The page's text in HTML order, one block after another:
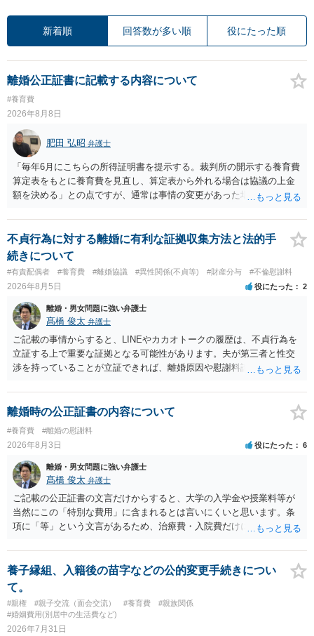
新着順 回答数が多い順 役にたった順
離婚公正証書に記載する内容について
#養育費
2026年8月8日
肥田 弘昭 弁護士
「毎年6月にこちらの所得証明書を提示する。裁判所の開示する養育費
算定表をもとに養育費を見直し、算定表から外れる場合は協議の上金
額を決める」との点ですが、通常は事情の変更があった場合に変更し
来なかった事情の変更により双方協議の上増減出来る」と「通知義務
に勤務先」が含まれているので、私に収入が入った事は相手に通知が
行く事になり、上記のような文言が無くても養育費の見直しは適宜出
来るかと思うのですが違うのでしょうか？との点はそのとおりかと思
います。養育費は事情の変更があった場合に変更するので毎年見直す
ことはあまりないです。ご参考にしてください。
不貞行為に対する離婚に有利な証拠収集方法と法的手
続きについて
#有責配偶者 #養育費 #離婚協議 #異性関係(不貞等) #財産分与 #不倫慰謝料
2026年8月5日 役にたった 2
離婚・男女問題に強い弁護士
髙橋 俊太 弁護士
ご記載の事情からすると、LINEやカカオトークの履歴は、不貞行為を
立証する上で重要な証拠となる可能性があります。夫が第三者と性交
渉を持っていることが立証できれば、離婚原因や慰謝料請求を検討す
性的関係を継続しているのであれば、その期間や回数が分かる資料は
できるだけ保存しておくことをお勧めいたします。 他方、「夫に不貞
がある＝財産分与でも多くもらえる」「当然に親権を取得できる」と
いう関係にはありません。まず、財産分与は、基本的には夫婦が婚姻
中に形成した財産を清算する制度ですので、不貞行為の有無とは別
に、預貯金、不動産、保険、退職金等の資料を確保しておくことが重
要です。また、子の親権については、夫婦間の責任問題とは別に、
「どのような形がお子様の利益になるか」という観点です。そのた
め、未就学のお子様について貴方が主として養育しているのであれ
ば、保育園等への送迎、食事・入浴・寝かしつけ等の日常的な育児、
通院や予防接種への対応、保育園との連絡、夫婦それぞれの勤務状
況、別居後にどのような養育環境を用意できるかといった、これまで
の監護実績や今後の生活状況について整理しておくとよいでしょう。
養育費については、離婚後も父母双方がそれぞれの収入に応じて負担
するのが原則となります。
離婚時の公正証書の内容について
#養育費 #離婚の慰謝料
2026年8月3日 役にたった 6
離婚・男女問題に強い弁護士
髙橋 俊太 弁護士
ご記載の公正証書の文言だけからすると、大学の入学金や授業料等が
当然にこの「特別な費用」に含まれるとは言いにくいと思います。条
項に「等」という文言があるため、治療費・入院費だけに限定される
れていますので、通常は、病気や事故によって臨時に必要となった医
療費その他これに類する特別支出を念頭に置いた条項と読むのが自然
です。したがって、大学の入学金、授業料、受験費用などの教育費に
ついてまで、「この条項があるから当然に半額を請求できる」とまで
は言いにくいと思われます。なお、通常、大学進学費用をどこまで負
担すべきかについては、離婚時の合意内容のほか、子どもの年齢、大
養子縁組、入籍後の苗字などの公的変更手続きについ
て。
#親権 #親子交流（面会交流） #養育費
#親族関係
#婚姻費用(別居中の生活費など)
2026年7月31日